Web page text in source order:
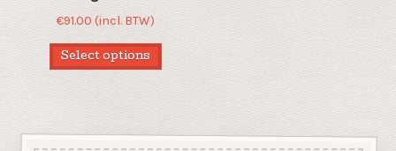
€91.00 (incl. BTW)
Select options